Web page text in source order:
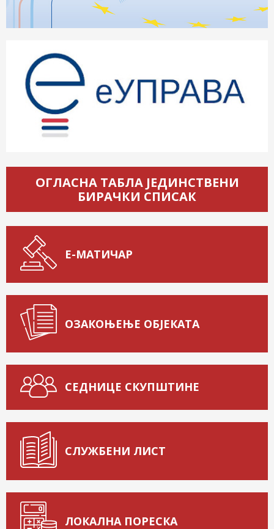
ОГЛАСНА ТАБЛА ЈЕДИНСТВЕНИ
БИРАЧКИ СПИСАК
Е-МАТИЧАР
ОЗАКОЊЕЊЕ ОБЈЕКАТА
СЕДНИЦЕ СКУПШТИНЕ
СЛУЖБЕНИ ЛИСТ
ЛОКАЛНА ПОРЕСКА